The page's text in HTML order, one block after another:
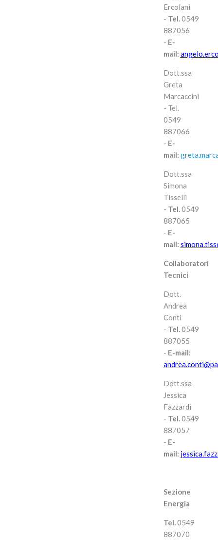
Ercolani
- Tel.0549
887056
- E-
mail:
Dott.ssa
Greta
Marcaccini
- Tel.
0549
887066
- E-
mail:
Dott.ssa
Simona
Tisselli
- Tel.0549
887065
- E-
mail:
Collaboratori
Tecnici
Dott.
Andrea
Conti
- Tel.0549
887055
- E-mail:
Dott.ssa
Jessica
Fazzardi
- Tel.0549
887057
- E-
mail:
Sezione
Energia
Tel.0549
887070